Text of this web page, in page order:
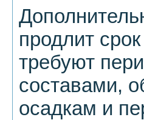
продлит
требуют
составами,
осадкам и